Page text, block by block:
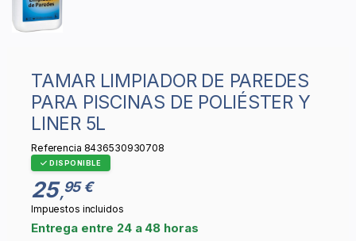
TAMAR LIMPIADOR DE PAREDES
PARA PISCINAS DE POLIÉSTER Y
LINER 5L
Referencia 8436530930708
DISPONIBLE
25 ,95 €
Impuestos incluidos
Entrega entre 24 a 48 horas